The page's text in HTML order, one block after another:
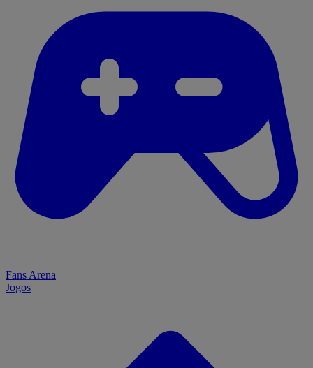
Fans Arena
Jogos